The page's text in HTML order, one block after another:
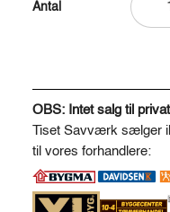
A
l
t
e
r
n
OBS: Intet salg til
Tiset Savværk sælger
til vores forhandlere: